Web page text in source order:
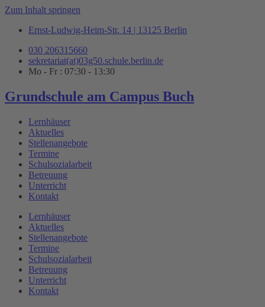
Zum Inhalt springen
Ernst-Ludwig-Heim-Str. 14 | 13125 Berlin
030 206315660
sekretariat(at)03g50.schule.berlin.de
Mo - Fr : 07:30 - 13:30
Grundschule am Campus Buch
Lernhäuser
Aktuelles
Stellenangebote
Termine
Schulsozialarbeit
Betreuung
Unterricht
Kontakt
Lernhäuser
Aktuelles
Stellenangebote
Termine
Schulsozialarbeit
Betreuung
Unterricht
Kontakt